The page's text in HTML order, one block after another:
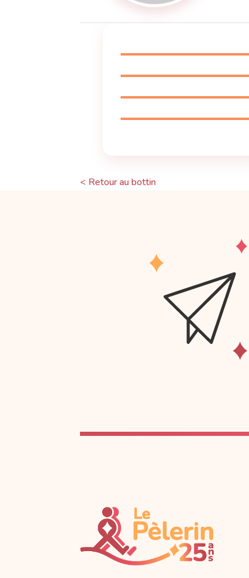
< Retour au bottin